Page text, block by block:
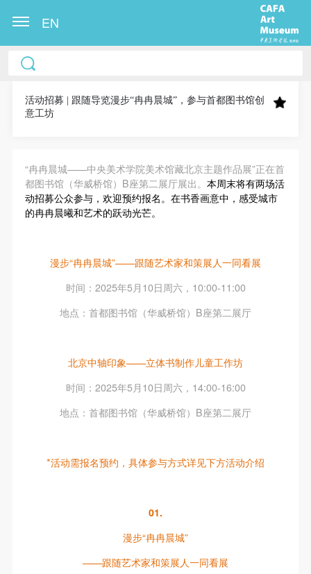
EN
活动招募 | 跟随导览漫步“冉冉晨城”，参与首都图书馆创
意工坊
“冉冉晨城——中央美术学院美术馆藏北京主题作品展”正在首
都图书馆（华威桥馆）B座第二展厅展出。 本周末将有两场活
动招募公众参与，欢迎预约报名。在书香画意中，感受城市
的冉冉晨曦和艺术的跃动光芒。
漫步“冉冉晨城”——跟随艺术家和策展人一同看展
时间：2025年5月10日周六，10:00-11:00
地点：首都图书馆（华威桥馆）B座第二展厅
北京中轴印象——立体书制作儿童工作坊
时间：2025年5月10日周六，14:00-16:00
地点：首都图书馆（华威桥馆）B座第二展厅
*活动需报名预约，具体参与方式详见下方活动介绍
01.
漫步“冉冉晨城”
——跟随艺术家和策展人一同看展
中央美术学院美术馆出版授权协议书
称“CAFAM”），愿意将本人参与中央美术学院美术馆
公共教育部组织的公益性活动（包括美术馆会员活
作发表、出版。中央美术学院可以以电子、网络及其
它数字媒体形式公开出版，并同意编入《中国知识资
源总库》《中央美术学院资料库》《中央美术学院美
在中央美术学院中使用和在互联网上传播，同意按相
中央美术学院美术馆活动安全免责协议书
负的原则。但活动有风险，参加者应有必要的风险意
参加本次活动者必须遵守中华人民共和国的相关法
参加本次活动人员应该是成年人（具有完全民事行为
能力的人，18周岁以上）未成年人必须在成年人的陪
中央美术学院美术馆出版授权协议书
称“CAFAM”），愿意将本人参与中央美术学院美术馆
公共教育部组织的公益性活动（包括美术馆会员活
作发表、出版。中央美术学院可以以电子、网络及其
它数字媒体形式公开出版，并同意编入《中国知识资
源总库》《中央美术学院资料库》《中央美术学院美
在中央美术学院中使用和在互联网上传播，同意按相
中央美术学院美术馆活动安全免责协议书
负的原则。但活动有风险，参加者应有必要的风险意
参加本次活动者必须遵守中华人民共和国的相关法
参加本次活动人员应该是成年人（具有完全民事行为
能力的人，18周岁以上）未成年人必须在成年人的陪
中央美术学院美术馆出版授权协议书
称“CAFAM”），愿意将本人参与中央美术学院美术馆
公共教育部组织的公益性活动（包括美术馆会员活
作发表、出版。中央美术学院可以以电子、网络及其
它数字媒体形式公开出版，并同意编入《中国知识资
源总库》《中央美术学院资料库》《中央美术学院美
在中央美术学院中使用和在互联网上传播，同意按相
中央美术学院美术馆活动安全免责协议书
负的原则。但活动有风险，参加者应有必要的风险意
参加本次活动者必须遵守中华人民共和国的相关法
参加本次活动人员应该是成年人（具有完全民事行为
能力的人，18周岁以上）未成年人必须在成年人的陪